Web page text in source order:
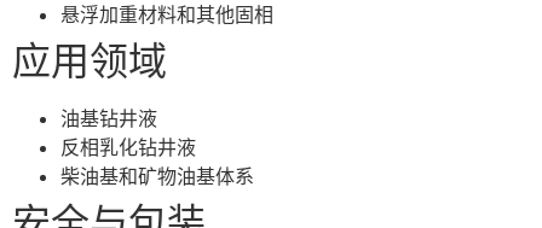
悬浮加重材料和其他固相
应用领域
油基钻井液
反相乳化钻井液
柴油基和矿物油基体系